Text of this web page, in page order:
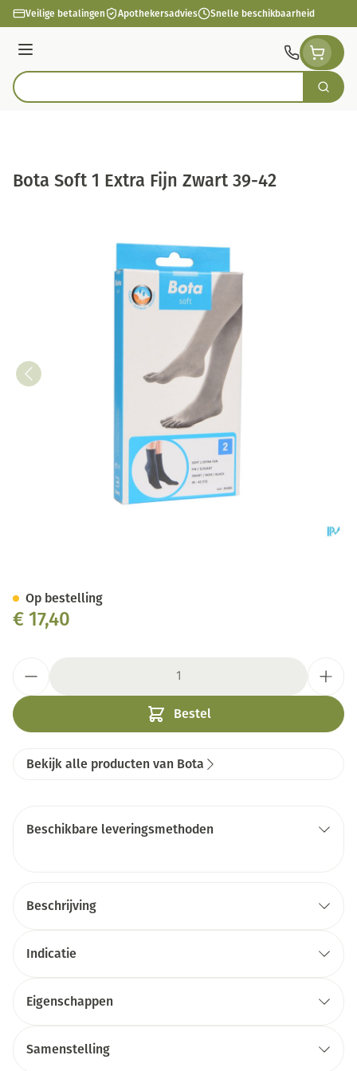
Ga naar de inhoud
Veilige betalingen Apothekersadvies Snelle beschikbaarheid
Menu
Product, merk, categorie... Zoek
Bota Soft 1 Extra Fijn Zwart 39-42
€ 17,40
Bestel
Op bestelling
Bekijk alle producten van Bota
Beschikbare leveringsmethoden
Beschrijving
Indicatie
Eigenschappen
Samenstelling